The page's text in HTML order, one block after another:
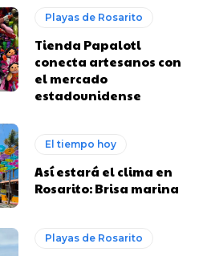
Playas de Rosarito
Tienda Papalotl
conecta artesanos con
el mercado
estadounidense
El tiempo hoy
Así estará el clima en
Rosarito: Brisa marina
Playas de Rosarito